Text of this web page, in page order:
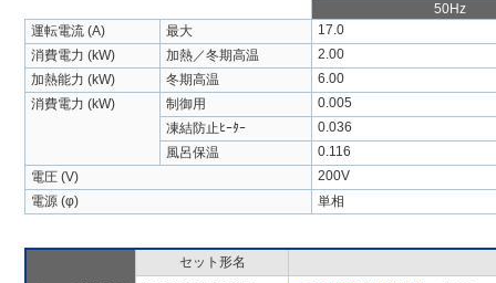
50Hz
運転電流 (A)
最大
17.0
消費電力 (kW)
加熱／冬期高温
2.00
加熱能力 (kW)
冬期高温
6.00
消費電力 (kW)
制御用
0.005
凍結防止ﾋｰﾀｰ
0.036
風呂保温
0.116
電圧 (V)
200V
電源 (φ)
単相
セット形名